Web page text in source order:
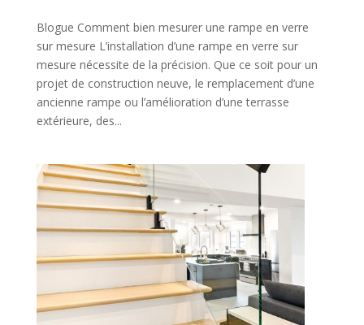
Blogue Comment bien mesurer une rampe en verre
sur mesure L’installation d’une rampe en verre sur
mesure nécessite de la précision. Que ce soit pour un
projet de construction neuve, le remplacement d’une
ancienne rampe ou l’amélioration d’une terrasse
extérieure, des...